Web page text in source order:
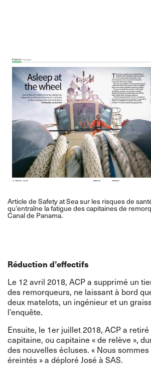
Article de Safety at Sea sur les risques de
qu’entraîne la fatigue des capitaines de
Canal de Panama.
Réduction d’effectifs
Le 12 avril 2018, ACP a supprimé un
des remorqueurs, ne laissant à bord
deux matelots, un ingénieur et un
l’enquête.
Ensuite, le 1er juillet 2018, ACP a
capitaine, ou capitaine « de relève »,
des nouvelles écluses. « Nous
éreintés » a déploré José à SAS.